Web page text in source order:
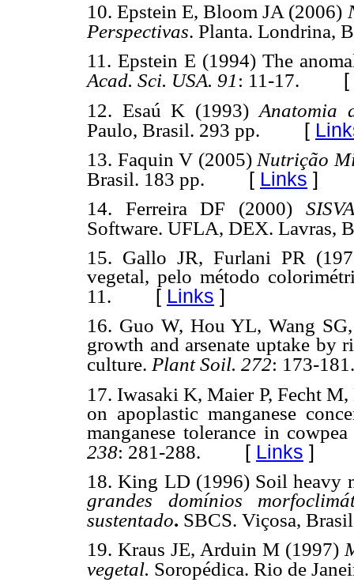
10. Epstein E, Bloom JA (2006)
Perspectivas. Planta. Londrina,
11. Epstein E (1994) The
Acad. Sci. USA. 91: 11-17. [
12. Esaú K (1993) Anatomia
Paulo, Brasil. 293 pp. [
13. Faquin V (2005) Nutrição
Brasil. 183 pp. [ Links ]
14. Ferreira DF (2000)
Software. UFLA, DEX. Lavras,
15. Gallo JR, Furlani PR
vegetal, pelo método
11. [ Links ]
16. Guo W, Hou YL, Wang
growth and arsenate uptake by
culture. Plant Soil. 272: 173-181.
17. Iwasaki K, Maier P, Fecht
on apoplastic manganese
manganese tolerance in
238: 281-288. [ Links ]
18. King LD (1996) Soil heavy
grandes domínios
sustentado. SBCS. Viçosa,
19. Kraus JE, Arduin M (1997)
vegetal. Soropédica. Rio de